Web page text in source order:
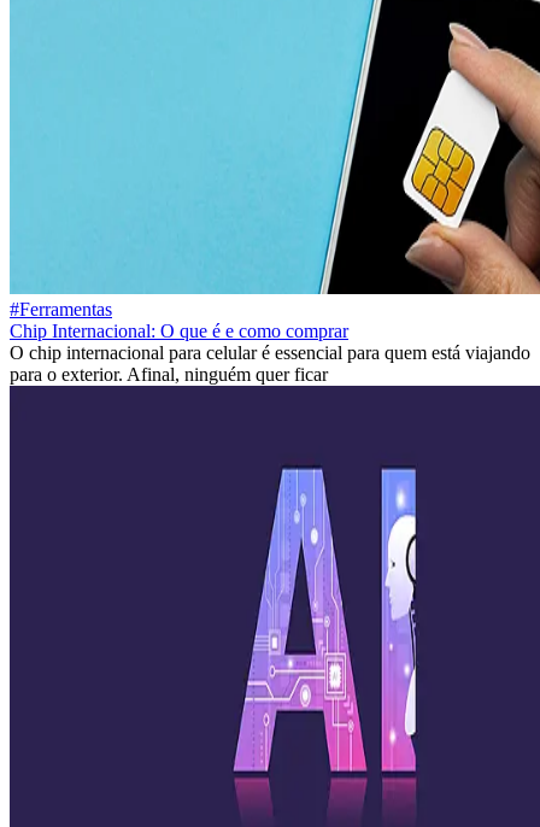
#Ferramentas
Chip Internacional: O que é e como comprar
O chip internacional para celular é essencial para quem está viajando
para o exterior. Afinal, ninguém quer ficar